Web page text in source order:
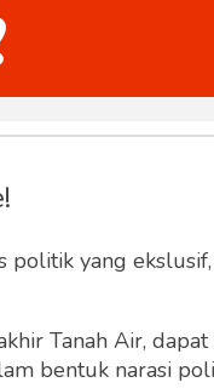
Sketsa Tekno
yang
Tanah Air,
bentuk narasi